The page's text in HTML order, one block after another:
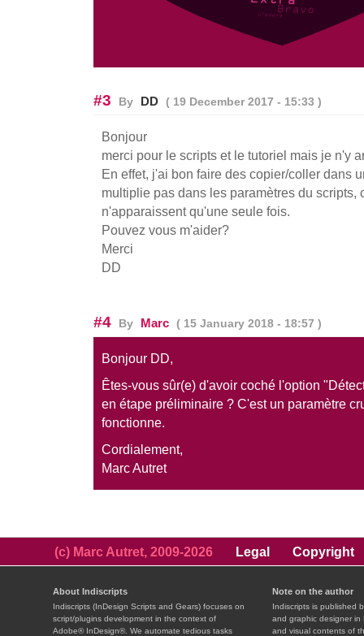
#3 By DD ( 19 December 2017 - 15:33 )
Bonjour
merci pour le scripts et le tutoriel mais je n'y
En effet, j'ai bon faire des copier/coller dans
multiplie pas dans les paramètres du scripts,
n'apparaissent qu'une seule fois.
Pouvez vous m'aider?
Merci
DD
#4 By Marc ( 15 January 2018 - 18:57 )
Bonjour DD,
Êtes-vous sûr(e) d'avoir coché l'option
en étape préliminaire ? C'est un paramètre
fonctionne.
Cordialement,
Marc Autret
(c) Marc Autret, 2009-2026 Legal Copyright
About Indiscripts
Indiscripts (InDesign Scripts and Gears) focuses on
script/plugins development in the context of
Adobe® InDesign®. We automate tedious tasks
Note on the author
Indiscripts is published
and graphic designer in
and visual contents of